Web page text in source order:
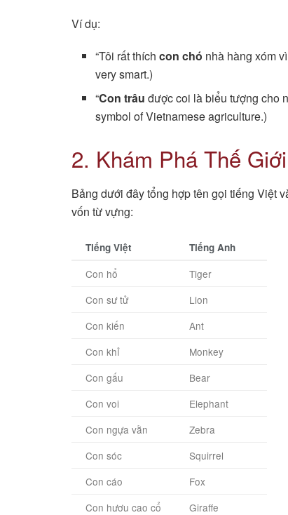
Ví dụ:
“Tôi rất thíchcon chó nhà hàng xóm
very smart.)
“Con trâu được coi là biểu tượng cho
symbol of Vietnamese agriculture.)
2. Khám Phá Thế
Bảng dưới đây tổng hợp tên gọi tiếng Việt
vốn từ vựng:
Tiếng Việt Tiếng Anh
Con hổ
Tiger
Con sư tử
Lion
Con kiến
Ant
Con khỉ
Monkey
Con gấu
Bear
Con voi
Elephant
Con ngựa vằn
Zebra
Con sóc
Squirrel
Con cáo
Fox
Con hươu cao cổ
Giraffe